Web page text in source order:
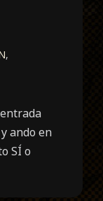
,
ando en
SÍ o